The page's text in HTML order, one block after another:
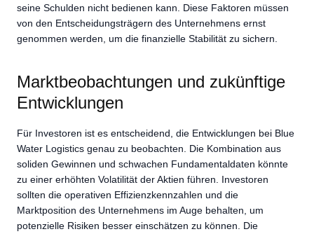
seine Schulden nicht bedienen kann. Diese Faktoren müssen
von den Entscheidungsträgern des Unternehmens ernst
genommen werden, um die finanzielle Stabilität zu sichern.
Marktbeobachtungen und zukünftige
Entwicklungen
Für Investoren ist es entscheidend, die Entwicklungen bei Blue
Water Logistics genau zu beobachten. Die Kombination aus
soliden Gewinnen und schwachen Fundamentaldaten könnte
zu einer erhöhten Volatilität der Aktien führen. Investoren
sollten die operativen Effizienzkennzahlen und die
Marktposition des Unternehmens im Auge behalten, um
potenzielle Risiken besser einschätzen zu können. Die